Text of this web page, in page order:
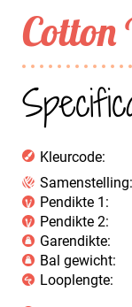
Kleurcode:
Samenstelling:
Pendikte 1:
Pendikte 2:
Garendikte:
Bal gewicht:
Looplengte: